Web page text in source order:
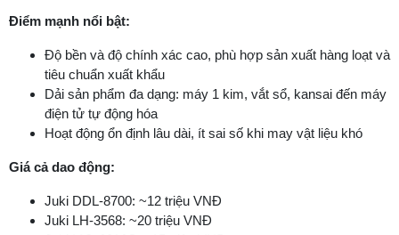
Điểm mạnh nổi bật:
Độ bền và độ chính xác cao, phù hợp sản xuất hàng loạt và
tiêu chuẩn xuất khẩu
Dải sản phẩm đa dạng: máy 1 kim, vắt sổ, kansai đến máy
điện tử tự động hóa
Hoạt động ổn định lâu dài, ít sai số khi may vật liệu khó
Giá cả dao động:
Juki DDL-8700: ~12 triệu VNĐ
Juki LH-3568: ~20 triệu VNĐ